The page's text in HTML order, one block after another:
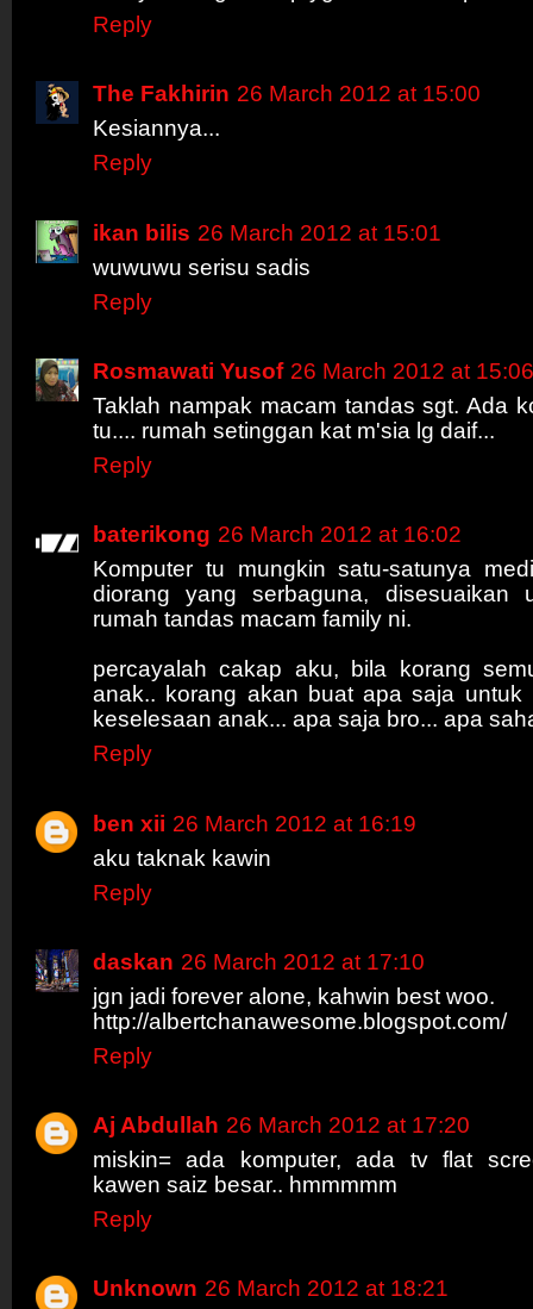
Reply
The Fakhirin 26 March 2012 at 15:00
Kesiannya...
Reply
ikan bilis 26 March 2012 at 15:01
wuwuwu serisu sadis
Reply
Rosmawati Yusof 26 March 2012 at 15:06
Taklah nampak macam tandas sgt. Ada
tu.... rumah setinggan kat m'sia lg daif...
Reply
baterikong 26 March 2012 at 16:02
Komputer tu mungkin satu-satunya
diorang yang serbaguna, disesuaikan
rumah tandas macam family ni.
percayalah cakap aku, bila korang
anak.. korang akan buat apa saja untuk
keselesaan anak... apa saja bro... apa
Reply
ben xii 26 March 2012 at 16:19
aku taknak kawin
Reply
daskan 26 March 2012 at 17:10
jgn jadi forever alone, kahwin best woo.
http://albertchanawesome.blogspot.com/
Reply
Aj Abdullah 26 March 2012 at 17:20
miskin= ada komputer, ada tv flat
kawen saiz besar.. hmmmmm
Reply
Unknown 26 March 2012 at 18:21